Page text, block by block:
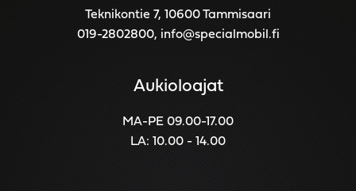
Teknikontie 7, 10600 Tammisaari
019-2802800, info@specialmobil.fi
Aukioloajat
MA-PE 09.00-17.00
LA: 10.00 - 14.00